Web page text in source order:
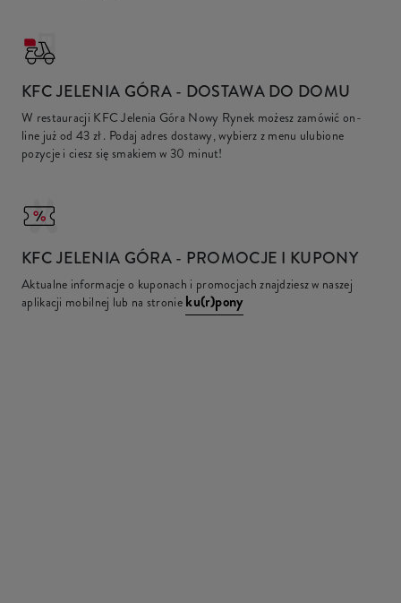
KFCJELENIA GÓRA - DOSTAWA DO DOMU
W restauracji KFC Jelenia Góra Nowy Rynek możesz zamówić on-
line już od 43 zł. Podaj adres dostawy, wybierz z menu ulubione
pozycje i ciesz się smakiem w 30 minut!
KFCJELENIA GÓRA - PROMOCJE I KUPONY
Aktualne informacje o kuponach i promocjach znajdziesz w naszej
aplikacji mobilnej lub na stronie ku(r)pony